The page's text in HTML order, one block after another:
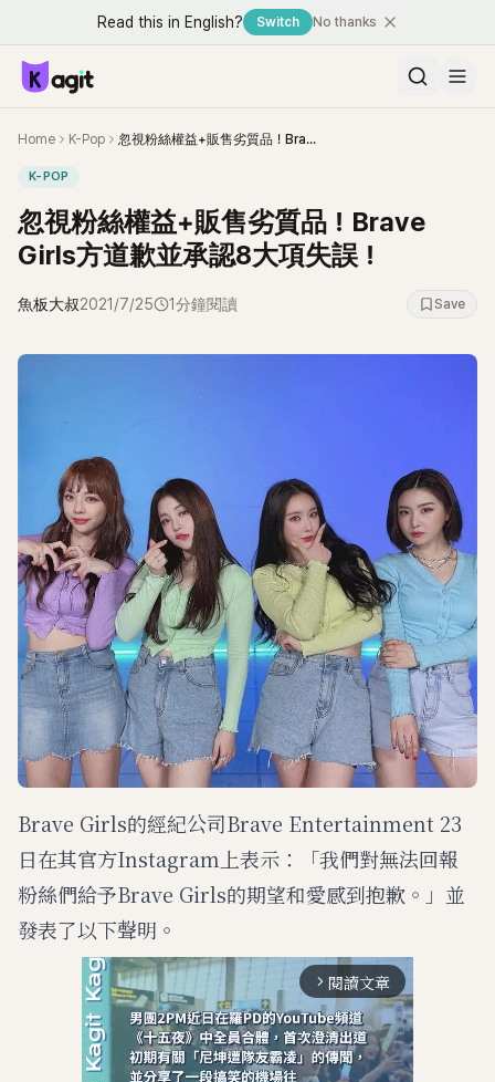
Read this in English? Switch No thanks
Home K-Pop 忽視粉絲權益+販售劣質品！Brave Girls方道歉並承認8大項失誤！
K-POP
忽視粉絲權益+販售劣質品！Brave
Girls方道歉並承認8大項失誤！
魚板大叔2021/7/25 1分鐘閱讀 Save
Brave Girls的經紀公司Brave Entertainment 23
日在其官方Instagram上表示：「我們對無法回報
粉絲們給予Brave Girls的期望和愛感到抱歉。」並
發表了以下聲明。
arrow_forward_ios 閱讀文章